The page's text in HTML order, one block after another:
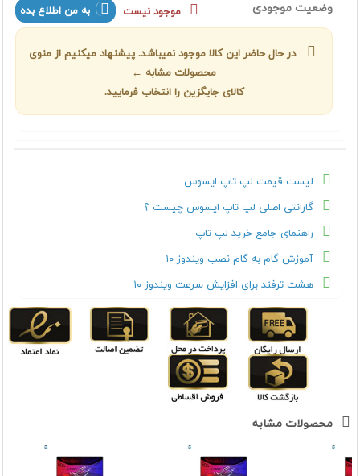
وضعیت موجودی موجود نیست به من اطلاع بده
در حال حاضر این کالا موجود نمیباشد. پیشنهاد میکنیم از منوی
محصولات مشابه ←
کالای جایگزین را انتخاب فرمایید.
لیست قیمت لپ تاپ ایسوس
گارانتی اصلی لپ تاپ ایسوس چیست ؟
راهنمای جامع خرید لپ تاپ
آموزش گام به گام نصب ویندوز ۱۰
هشت ترفند برای افزایش سرعت ویندوز ۱۰
محصولات مشابه